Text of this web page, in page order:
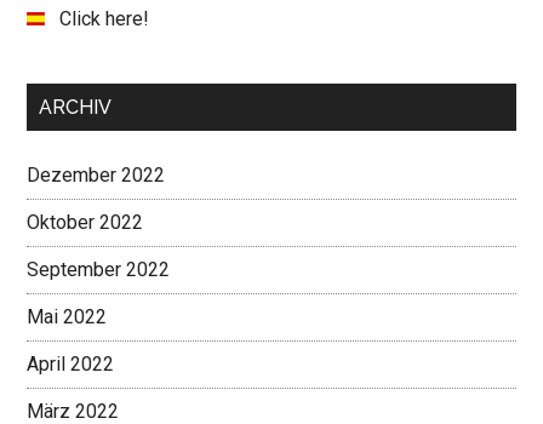
Click here!
ARCHIV
Dezember 2022
Oktober 2022
September 2022
Mai 2022
April 2022
März 2022